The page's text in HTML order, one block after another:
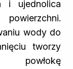
i ujednolica
wody do
tworzy
powłokę